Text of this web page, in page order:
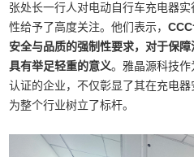
张处长一行人对电动自行车充电器
性给予了高度关注。他们表示，
安全与品质的强制性要求，对于保
具有举足轻重的意义。雅晶源科技
认证的企业，不仅彰显了其在充电
为整个行业树立了标杆。